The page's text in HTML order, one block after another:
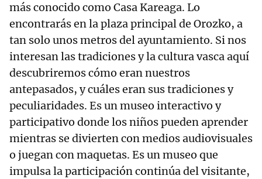
más conocido como Casa Kareaga. Lo
encontrarás en la plaza principal de Orozko, a
tan solo unos metros del ayuntamiento. Si nos
interesan las tradiciones y la cultura vasca aquí
descubriremos cómo eran nuestros
antepasados, y cuáles eran sus tradiciones y
peculiaridades. Es un museo interactivo y
participativo donde los niños pueden aprender
mientras se divierten con medios audiovisuales
o juegan con maquetas. Es un museo que
impulsa la participación continúa del visitante,